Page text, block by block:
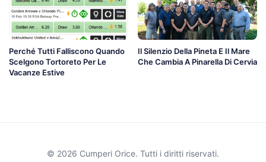
Perché Tutti Falliscono Quando
Scelgono Tortoreto Per Le
Vacanze Estive
Il Silenzio Della Pineta E Il Mare
Che Cambia A Pinarella Di Cervia
© 2026 Cumperi Orice. Tutti i diritti riservati.